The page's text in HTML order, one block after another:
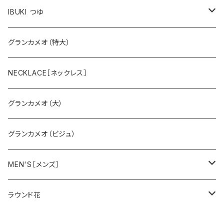
スミレ
バラ
スズラン
IBUKI つゆ
大
小
グランカメオ（特大）
NECKLACE［ネックレス］
グランカメオ（大）
グランカメオ（ビジュ）
MEN'S［メンズ］
ペガサス
ラウンド花